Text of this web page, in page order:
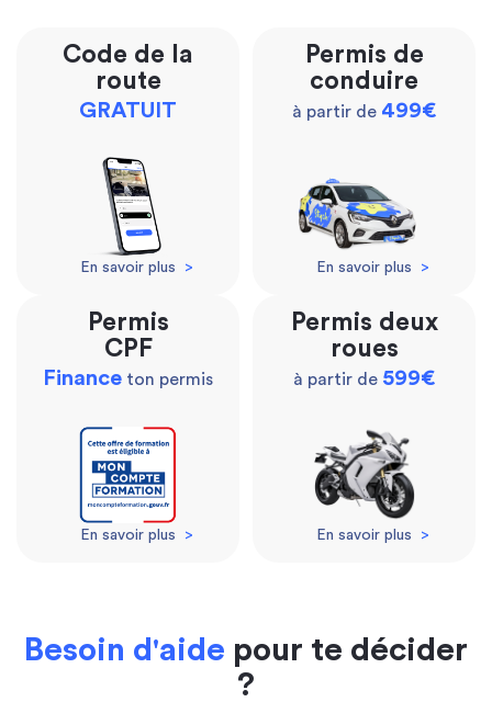
Code de la
route
GRATUIT
En savoir plus >
Permis de
conduire
à partir de 499€
En savoir plus >
Permis
CPF
Finance ton permis
En savoir plus >
Permis deux
roues
à partir de 599€
En savoir plus >
Besoin d'aide pour te décider
?